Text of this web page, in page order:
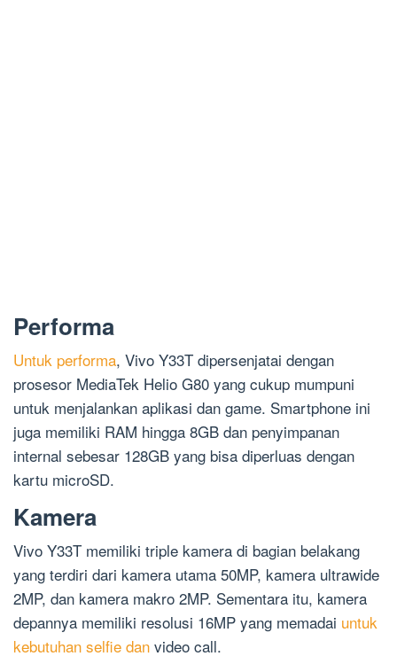
Performa
Untuk performa, Vivo Y33T dipersenjatai dengan
prosesor MediaTek Helio G80 yang cukup mumpuni
untuk menjalankan aplikasi dan game. Smartphone ini
juga memiliki RAM hingga 8GB dan penyimpanan
internal sebesar 128GB yang bisa diperluas dengan
kartu microSD.
Kamera
Vivo Y33T memiliki triple kamera di bagian belakang
yang terdiri dari kamera utama 50MP, kamera ultrawide
2MP, dan kamera makro 2MP. Sementara itu, kamera
depannya memiliki resolusi 16MP yang memadai untuk
kebutuhan selfie dan video call.